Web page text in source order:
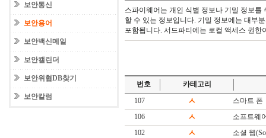
보안통신
보안용어
보안백신메일
보안캘린더
보안위협DB찾기
보안칼럼
스파이웨어는 개인 식별 정보나 기밀 정보
할 수 있는 정보입니다. 기밀 정보에는 대부
포함됩니다. 서드파티에는 로컬 액세스 권
번호
카테고리
107
ㅅ
스마트 폰
106
ㅅ
소프트웨
102
ㅅ
소셜 웹